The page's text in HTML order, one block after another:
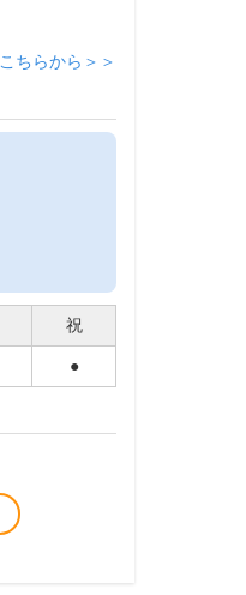
こちらから＞＞
祝
●